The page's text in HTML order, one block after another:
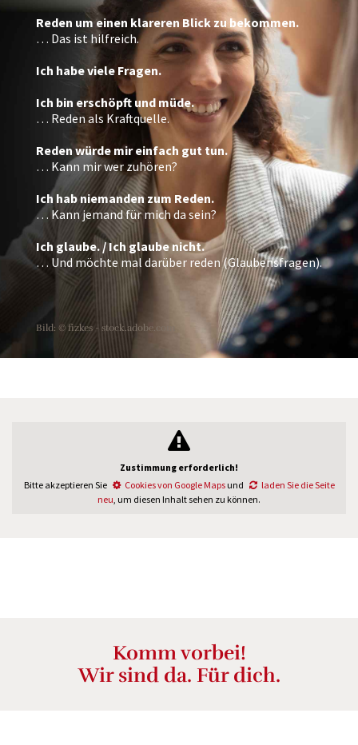
Reden um einen klareren Blick zu bekommen.
… Das ist hilfreich.
Ich habe viele Fragen.
Ich bin erschöpft und müde.
… Reden als Kraftquelle.
Reden würde mir einfach gut tun.
… Kann mir wer zuhören?
Ich hab niemanden zum Reden.
… Kann jemand für mich da sein?
Ich glaube. / Ich glaube nicht.
… Und möchte mal darüber reden (Glaubensfragen).
Bild: © fizkes - stock.adobe.com
Zustimmung erforderlich!
Bitte akzeptieren Sie
Cookies von Google Mapsund
laden Sie die Seite
neu, um diesen Inhalt sehen zu können.
Komm vorbei!
Wir sind da. Für dich.